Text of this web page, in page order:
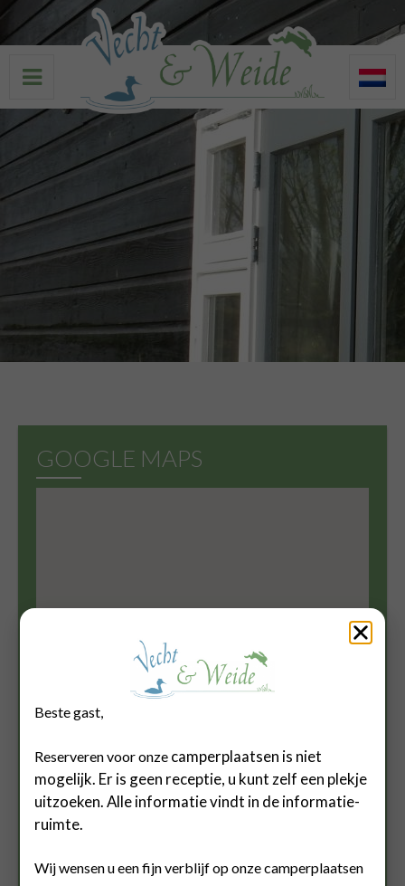
GOOGLE MAPS
Beste gast,
Reserveren voor onze camperplaatsen is niet
mogelijk. Er is geen receptie, u kunt zelf een plekje
uitzoeken. Alle informatie vindt in de informatie-
ruimte.
Wij wensen u een fijn verblijf op onze camperplaatsen